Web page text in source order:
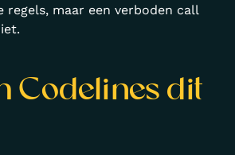
regels, maar een verboden call
Codelines dit